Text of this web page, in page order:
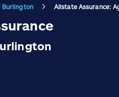
Burlington Allstate Assurance: